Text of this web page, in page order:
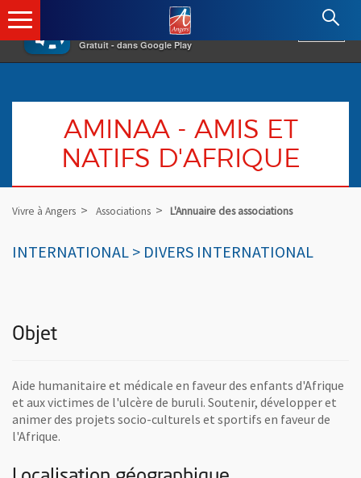
×
Gratuit - dans Google Play
Angers.fr : Retour à l'accueil
AMINAA - AMIS ET
NATIFS D'AFRIQUE
Vivre à Angers Associations L'Annuaire des associations
INTERNATIONAL > DIVERS INTERNATIONAL
Objet
Aide humanitaire et médicale en faveur des enfants d'Afrique
et aux victimes de l'ulcère de buruli. Soutenir, développer et
animer des projets socio-culturels et sportifs en faveur de
l'Afrique.